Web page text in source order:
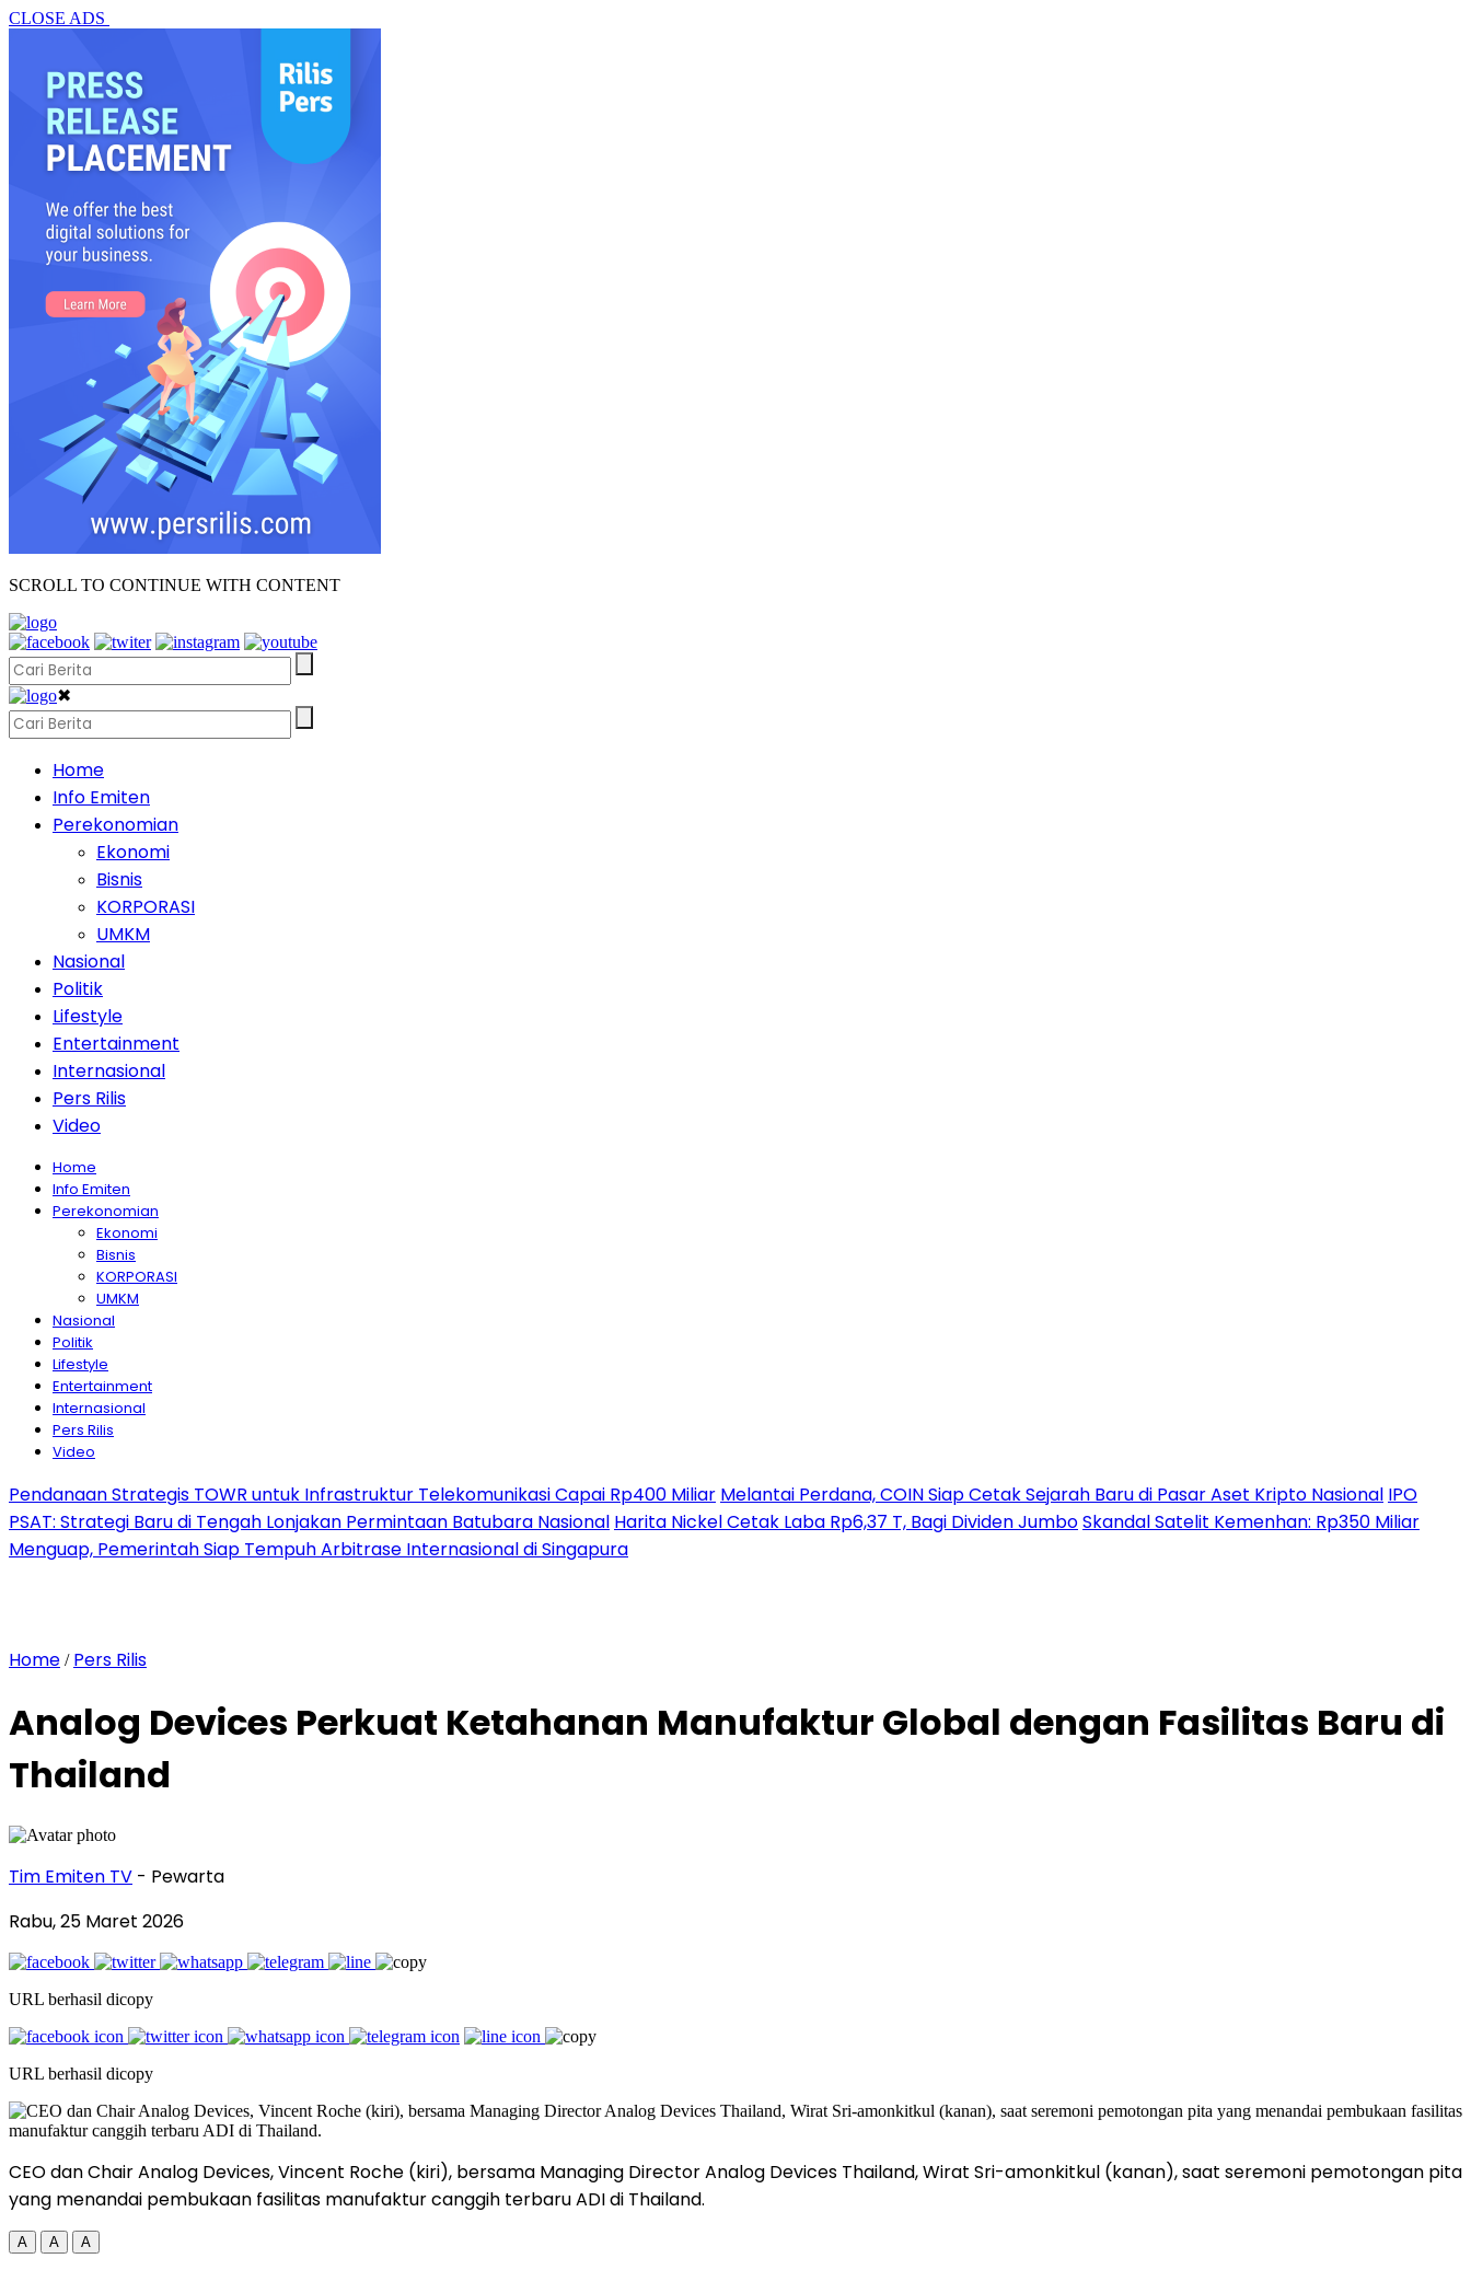
CLOSE ADS
SCROLL TO CONTINUE WITH CONTENT
✖
Home
Info Emiten
Perekonomian
Ekonomi
Bisnis
KORPORASI
UMKM
Nasional
Politik
Lifestyle
Entertainment
Internasional
Pers Rilis
Video
Home
Info Emiten
Perekonomian
Ekonomi
Bisnis
KORPORASI
UMKM
Nasional
Politik
Lifestyle
Entertainment
Internasional
Pers Rilis
Video
Pendanaan Strategis TOWR untuk Infrastruktur Telekomunikasi Capai Rp400 Miliar Melantai Perdana, COIN Siap Cetak Sejarah Baru di Pasar Aset Kripto Nasional IPO
PSAT: Strategi Baru di Tengah Lonjakan Permintaan Batubara Nasional Harita Nickel Cetak Laba Rp6,37 T, Bagi Dividen JumboSkandal Satelit Kemenhan: Rp350 Miliar
Menguap, Pemerintah Siap Tempuh Arbitrase Internasional di Singapura
Home / Pers Rilis
Analog Devices Perkuat Ketahanan Manufaktur Global dengan Fasilitas Baru di
Thailand
Tim Emiten TV - Pewarta
Rabu, 25 Maret 2026
URL berhasil dicopy
URL berhasil dicopy
CEO dan Chair Analog Devices, Vincent Roche (kiri), bersama Managing Director Analog Devices Thailand, Wirat Sri-amonkitkul (kanan), saat seremoni pemotongan pita
yang menandai pembukaan fasilitas manufaktur canggih terbaru ADI di Thailand.
A A A